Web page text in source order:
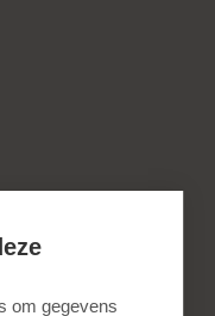
om gegevens